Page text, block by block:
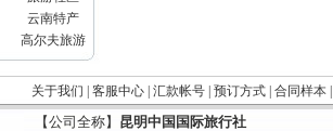
云南特产
高尔夫旅游
关于我们 客服中心| 汇款帐号| 预订方式| 合同样本
【公司全称】 昆明中国国际旅行社